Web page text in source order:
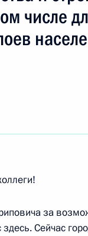
следующие
Робертом
с
числе
за
Сейчас